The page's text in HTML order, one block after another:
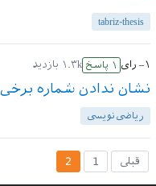
tabriz-thesis
–۱ رای ۱ پاسخ ۱.۳k بازدید
نشان ندادن شماره برخی
ریاضی‌نویسی
قبلی 1
2